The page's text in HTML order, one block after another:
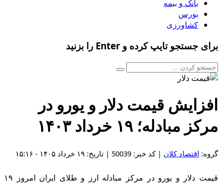
بانک و بیمه
بورس
کشاورزی
برای جستجو تایپ کرده و Enter را بزنید
افزایش قیمت دلار و یورو در
مرکز مبادله؛ ۱۹ خرداد ۱۴۰۳
گروه: اقتصاد کلان | کد خبر: 50039 | تاریخ: ۱۹ خرداد ۱۴۰۵ - ۱۵:۱۶
قیمت دلار و یورو در مرکز مبادله ارز و طلای ایران امروز ۱۹